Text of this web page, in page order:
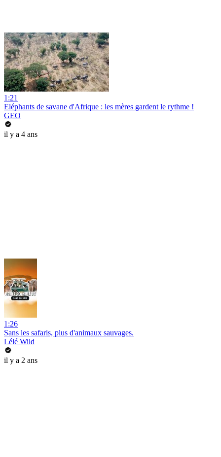
1:21
Eléphants de savane d'Afrique : les mères gardent le rythme !
GEO
il y a 4 ans
1:26
Sans les safaris, plus d'animaux sauvages.
Lélé Wild
il y a 2 ans